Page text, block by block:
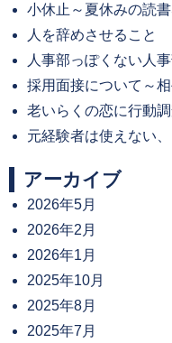
小休止～夏休みの読
人を辞めさせること
人事部っぽくない人
採用面接について～
老いらくの恋に行動
元経験者は使えない
アーカイブ
2026年5月
2026年2月
2026年1月
2025年10月
2025年8月
2025年7月